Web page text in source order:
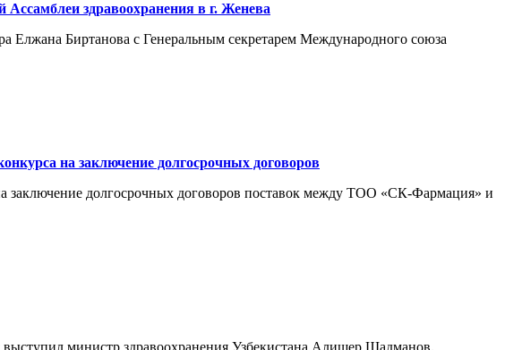
здравоохранения в г. Женева
Елжана Биртанова с Генеральным секретарем Международного союза
на заключение долгосрочных договоров
заключение долгосрочных договоров поставок между ТОО «СК-Фармация» и